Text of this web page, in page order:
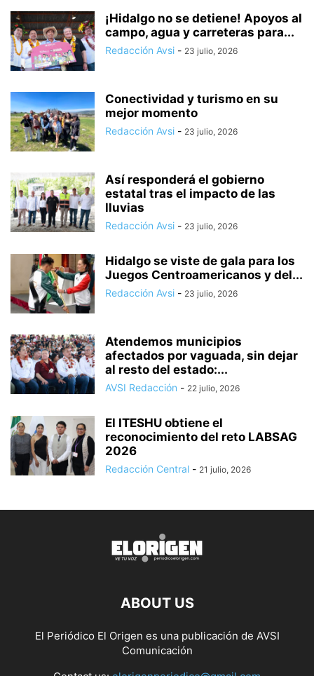
¡Hidalgo no se detiene! Apoyos al
campo, agua y carreteras para...
Redacción Avsi - 23 julio, 2026
Conectividad y turismo en su
mejor momento
Redacción Avsi - 23 julio, 2026
Así responderá el gobierno
estatal tras el impacto de las
lluvias
Redacción Avsi - 23 julio, 2026
Hidalgo se viste de gala para los
Juegos Centroamericanos y del...
Redacción Avsi - 23 julio, 2026
Atendemos municipios
afectados por vaguada, sin dejar
al resto del estado:...
AVSI Redacción - 22 julio, 2026
El ITESHU obtiene el
reconocimiento del reto LABSAG
2026
Redacción Central - 21 julio, 2026
ABOUT US
El Periódico El Origen es una publicación de AVSI
Comunicación